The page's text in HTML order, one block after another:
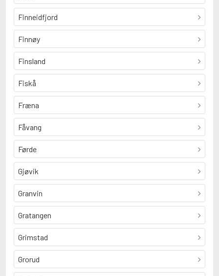
Finneidfjord
Finnøy
Finsland
Fiskå
Fræna
Fåvang
Førde
Gjøvik
Granvin
Gratangen
Grimstad
Grorud